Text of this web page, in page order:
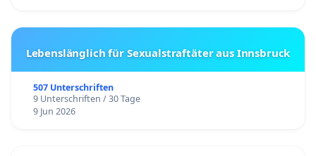
Lebenslänglich für Sexualstraftäter aus Innsbruck
507 Unterschriften
9 Unterschriften / 30 Tage
9 Jun 2026